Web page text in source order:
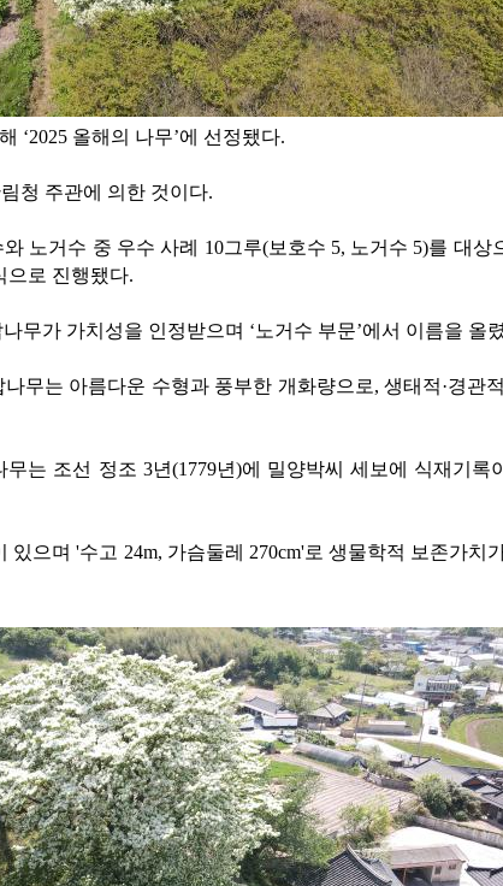
‘2025 올해의 나무’에 선정됐다.
청 주관에 의한 것이다.
노거수 중 우수 사례 10그루(보호수 5, 노거수 5)를 대상
으로 진행됐다.
무가 가치성을 인정받으며 ‘노거수 부문’에서 이름을 올
무는 아름다운 수형과 풍부한 개화량으로, 생태적·경관
는 조선 정조 3년(1779년)에 밀양박씨 세보에 식재기록
있으며 '수고 24m, 가슴둘레 270cm'로 생물학적 보존가치